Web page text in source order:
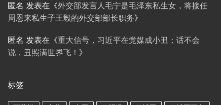
匿名 发表在《外交部发言人毛宁是毛泽东私生女，将接任
周恩来私生子王毅的外交部部长职务》
匿名 发表在《重大信号，习近平在党媒成小丑；话不会
说，丑照满世界飞！ 》
标签